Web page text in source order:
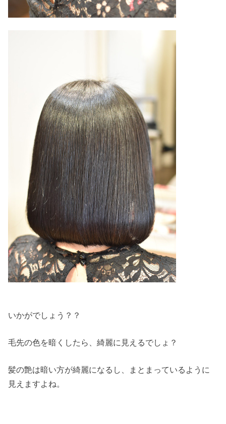
いかがでしょう？？
毛先の色を暗くしたら、綺麗に見えるでしょ？
髪の艶は暗い方が綺麗になるし、まとまっているように
見えますよね。